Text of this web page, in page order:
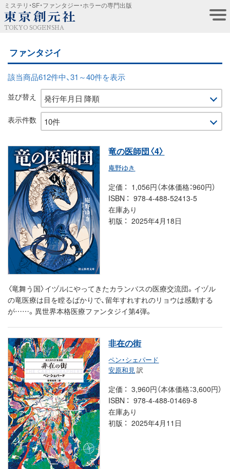
ミステリ・SF・ファンタジー・ホラーの専門出版
TOKYO SOGENSHA
ファンタジイ
該当商品612件中、31～40件を表示
並び替え
表示件数
竜の医師団〈4〉
庵野ゆき
定価
1,056円（本体価格：960円）
ISBN
978-4-488-52413-5
在庫あり
初版
2025年4月18日
〈竜舞う国〉イヅルにやってきたカランバスの医療交流団。イヅル
の竜医療は目を瞠るばかりで、留年すれすれのリョウは感動する
が……。異世界本格医療ファンタジイ第4弾。
非在の街
ペン・シェパード
安原和見 訳
定価
3,960円（本体価格：3,600円）
ISBN
978-4-488-01469-8
在庫あり
初版
2025年4月11日